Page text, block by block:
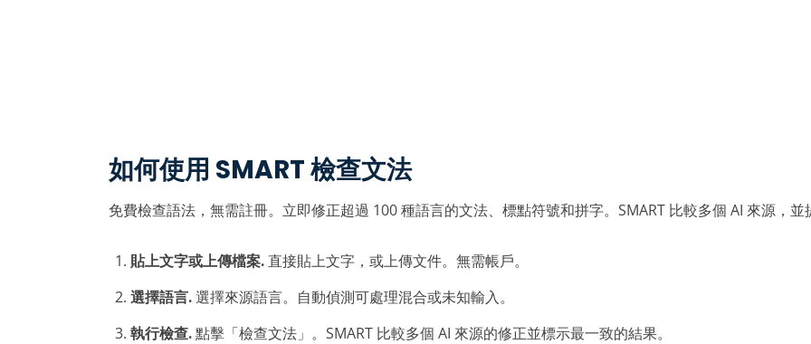
如何使用 SMART 檢查文法
免費檢查語法，無需註冊。立即修正超過 100 種語言的文法、標點符號和拼字。SMART 比較多個 AI 來源，並
貼上文字或上傳檔案. 直接貼上文字，或上傳文件。無需帳戶。
選擇語言.選擇來源語言。自動偵測可處理混合或未知輸入。
執行檢查.點擊「檢查文法」。SMART 比較多個 AI 來源的修正並標示最一致的結果。